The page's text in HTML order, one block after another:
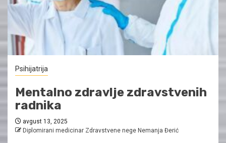
Psihijatrija
Mentalno zdravlje zdravstvenih
radnika
avgust 13, 2025
Diplomirani medicinar Zdravstvene nege Nemanja Đerić